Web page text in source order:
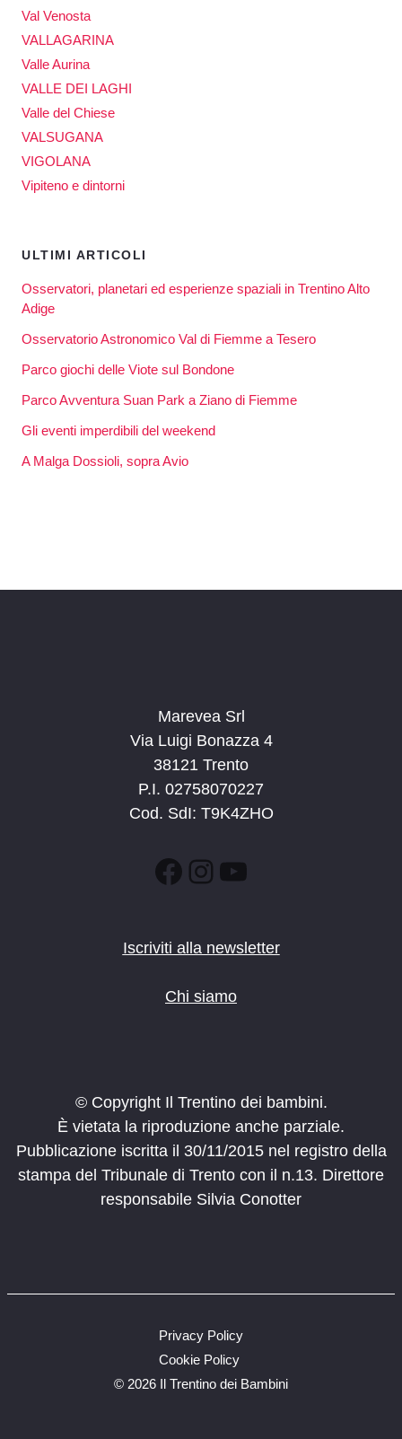
Val Venosta
VALLAGARINA
Valle Aurina
VALLE DEI LAGHI
Valle del Chiese
VALSUGANA
VIGOLANA
Vipiteno e dintorni
ULTIMI ARTICOLI
Osservatori, planetari ed esperienze spaziali in Trentino Alto
Adige
Osservatorio Astronomico Val di Fiemme a Tesero
Parco giochi delle Viote sul Bondone
Parco Avventura Suan Park a Ziano di Fiemme
Gli eventi imperdibili del weekend
A Malga Dossioli, sopra Avio
Marevea Srl
Via Luigi Bonazza 4
38121 Trento
P.I. 02758070227
Cod. SdI: T9K4ZHO
Facebook
Instagram
YouTube
Iscriviti alla newsletter
Chi siamo
© Copyright Il Trentino dei bambini.
È vietata la riproduzione anche parziale.
Pubblicazione iscritta il 30/11/2015 nel registro della
stampa del Tribunale di Trento con il n.13. Direttore
responsabile Silvia Conotter
© 2026 Il Trentino dei Bambini
Privacy Policy
Cookie Policy